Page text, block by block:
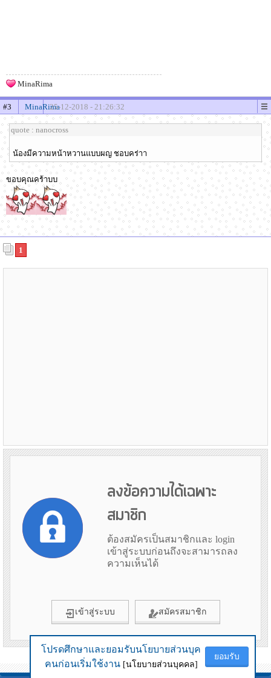
โปรดศึกษาและยอมรับนโยบายส่วนบุค
คนก่อนเริ่มใช้งาน [นโยบายส่วนบุคคล]
ยอมรับ
MinaRima
#3 MinaRima25-12-2018 - 21:26:32
quote : nanocross
น้องมีความหน้าหวานแบบผญ ชอบคร่าา
ขอบคุณคร้าบบ
1
ลงข้อความได้เฉพาะ
สมาชิก
ต้องสมัครเป็นสมาชิกและ login
เข้าสู่ระบบก่อนถึงจะสามารถลง
ความเห็นได้
เข้าสู่ระบบ สมัครสมาชิก
ข้อมูลเมื่อ 29th July 2026 10:03
โปรดศึกษาและยอมรับนโยบายส่วนบุค
คนก่อนเริ่มใช้งาน [นโยบายส่วนบุคคล]
ยอมรับ